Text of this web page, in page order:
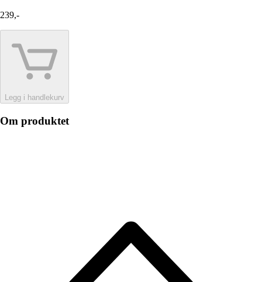
239,-
Legg i handlekurv
Om produktet